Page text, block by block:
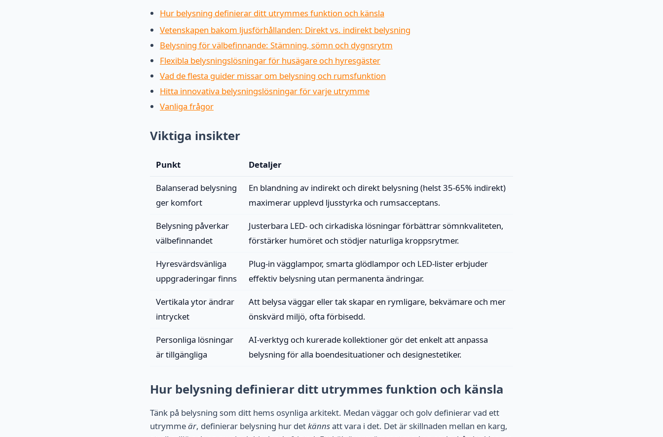
Hur belysning definierar ditt utrymmes funktion och känsla
Vetenskapen bakom ljusförhållanden: Direkt vs. indirekt belysning
Belysning för välbefinnande: Stämning, sömn och dygnsrytm
Flexibla belysningslösningar för husägare och hyresgäster
Vad de flesta guider missar om belysning och rumsfunktion
Hitta innovativa belysningslösningar för varje utrymme
Vanliga frågor
Viktiga insikter
Punkt Detaljer
Balanserad belysning
ger komfort
En blandning av indirekt och direkt belysning (helst 35-65% indirekt)
maximerar upplevd ljusstyrka och rumsacceptans.
Belysning påverkar
välbefinnandet
Justerbara LED- och cirkadiska lösningar förbättrar sömnkvaliteten,
förstärker humöret och stödjer naturliga kroppsrytmer.
Hyresvärdsvänliga
uppgraderingar finns
Plug-in vägglampor, smarta glödlampor och LED-lister erbjuder
effektiv belysning utan permanenta ändringar.
Vertikala ytor ändrar
intrycket
Att belysa väggar eller tak skapar en rymligare, bekvämare och mer
önskvärd miljö, ofta förbisedd.
Personliga lösningar
är tillgängliga
AI-verktyg och kurerade kollektioner gör det enkelt att anpassa
belysning för alla boendesituationer och designestetiker.
Hur belysning definierar ditt utrymmes funktion och känsla
Tänk på belysning som ditt hems osynliga arkitekt. Medan väggar och golv definierar vad ett
utrymmeär, definierar belysning hur detkännsatt vara i det. Det är skillnaden mellan en karg,